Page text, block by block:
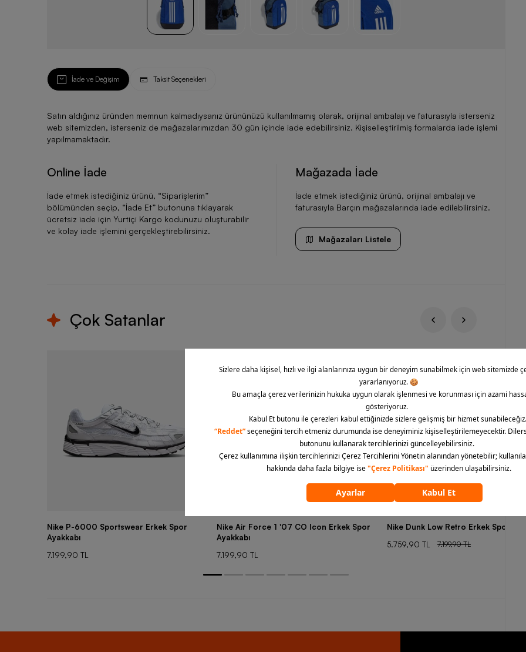
İade ve Değişim Taksit Seçenekleri
Satın aldığınız üründen memnun kalmadıysanız ürününüzü kullanılmamış olarak, orijinal ambalajı ve faturasıyla isterseniz
web sitemizden, isterseniz de mağazalarımızdan 30 gün içinde iade edebilirsiniz. Kişiselleştirilmiş formalarda iade işlemi
yapılmamaktadır.
Online İade
İade etmek istediğiniz ürünü, “Siparişlerim”
bölümünden seçip, “İade Et” butonuna tıklayarak
ücretsiz iade için Yurtiçi Kargo kodunuzu oluşturabilir
ve kolay iade işlemini gerçekleştirebilirsiniz.
Mağazada İade
İade etmek istediğiniz ürünü, orijinal ambalajı ve
faturasıyla Barçın mağazalarında iade edilebilirsiniz.
Mağazaları Listele
Çok Satanlar
Nike P-6000 Sportswear Erkek Spor
Ayakkabı
7.199,90 TL
Nike Air Force 1 '07 CO Icon Erkek Spor
Ayakkabı
7.199,90 TL
Nike Dunk Low Retro Erkek Spor
5.759,90 TL
7.199,90 TL